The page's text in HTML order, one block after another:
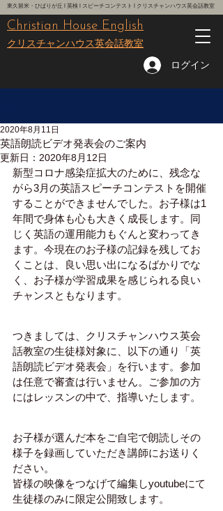
東久留米・ひばりが丘 l 英検 l スピーチコンテスト l クリスチャンハウス英会話教室
レッスン予約はこちら
Christian House English
クリスチャンハウス英会話教室
ログイン
英語朗読ビデオ発表会のご案内
2020年8月11日
更新日： 2020年8月12日
新型コロナ感染症拡大のために、残念な
がら3月の英語スピーチコンテストを開催
することができませんでした。お子様は1
年間で身体も心も大きく成長します。同
じく英語の運用能力もぐんと変わってき
ます。今現在のお子様の記録を残してお
くことは、良い思い出になるばかりでな
く、お子様が学習成果を感じられる良い
チャンスともなります。
つきましては、クリスチャンハウス英会
話教室の生徒様対象に、以下の通り「英
語朗読ビデオ発表会」を行います。参加
は任意で審査は行いません。ご参加の方
にはレッスンの中で、指導いたします。
お子様が選んだ本をご自宅で朗読しその
様子を録画していただき講師にお送りく
ださい。
皆様の映像をつなげて編集しyoutubeにて
生徒様のみに限定公開致します。